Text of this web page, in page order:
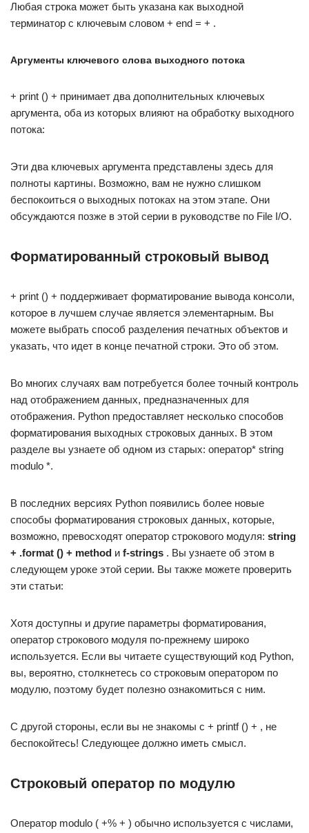
Любая строка может быть указана как выходной
терминатор с ключевым словом + end = + .
Аргументы ключевого слова выходного потока
+ print () + принимает два дополнительных ключевых
аргумента, оба из которых влияют на обработку выходного
потока:
Эти два ключевых аргумента представлены здесь для
полноты картины. Возможно, вам не нужно слишком
беспокоиться о выходных потоках на этом этапе. Они
обсуждаются позже в этой серии в руководстве по File I/O.
Форматированный строковый вывод
+ print () + поддерживает форматирование вывода консоли,
которое в лучшем случае является элементарным. Вы
можете выбрать способ разделения печатных объектов и
указать, что идет в конце печатной строки. Это об этом.
Во многих случаях вам потребуется более точный контроль
над отображением данных, предназначенных для
отображения. Python предоставляет несколько способов
форматирования выходных строковых данных. В этом
разделе вы узнаете об одном из старых: оператор* string
modulo *.
В последних версиях Python появились более новые
способы форматирования строковых данных, которые,
возможно, превосходят оператор строкового модуля: string
+ .format () + method и f-strings . Вы узнаете об этом в
следующем уроке этой серии. Вы также можете проверить
эти статьи:
Хотя доступны и другие параметры форматирования,
оператор строкового модуля по-прежнему широко
используется. Если вы читаете существующий код Python,
вы, вероятно, столкнетесь со строковым оператором по
модулю, поэтому будет полезно ознакомиться с ним.
С другой стороны, если вы не знакомы с + printf () + , не
беспокойтесь! Следующее должно иметь смысл.
Строковый оператор по модулю
Оператор modulo ( +% + ) обычно используется с числами,